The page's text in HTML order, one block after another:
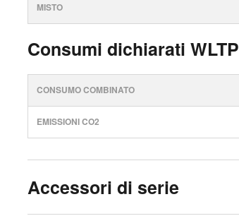
MISTO
Consumi dichiarati WLTP
CONSUMO COMBINATO
EMISSIONI CO2
Accessori di serie